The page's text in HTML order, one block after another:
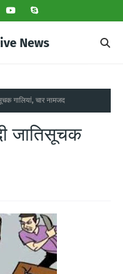
News
गालियां, चार नामजद
जातिसूचक